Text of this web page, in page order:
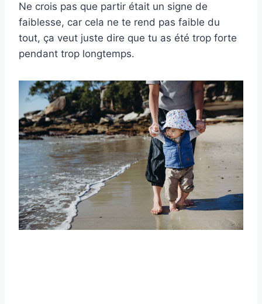
Ne crois pas que partir était un signe de
faiblesse, car cela ne te rend pas faible du
tout, ça veut juste dire que tu as été trop forte
pendant trop longtemps.